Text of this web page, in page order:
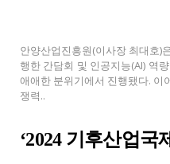
안양산업진흥원(이사장 최대호)
행한 간담회 및 인공지능(AI) 역
애애한 분위기에서 진행됐다. 이
쟁력..
‘2024 기후산업